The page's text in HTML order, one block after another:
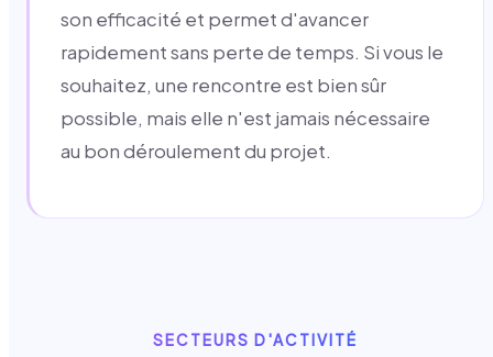
son efficacité et permet d'avancer
rapidement sans perte de temps. Si vous le
souhaitez, une rencontre est bien sûr
possible, mais elle n'est jamais nécessaire
au bon déroulement du projet.
SECTEURS D'ACTIVITÉ